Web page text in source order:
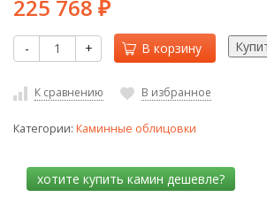
225 768 ₽
- + В корзину
К сравнению В избранное
Категории: Каминные облицовки